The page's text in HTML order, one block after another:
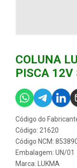
COLUNA
PISCA 12V
Código do
Código: 21620
Código NCM:
Embalagem: UN/01
Marca:
LUKMA